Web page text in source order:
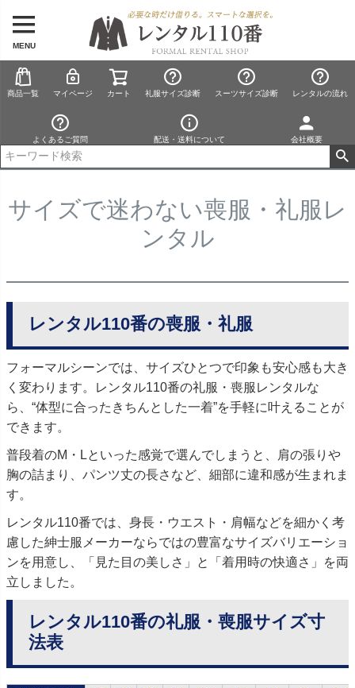
MENU
商品一覧 マイページ カート 礼服サイズ診断 スーツサイズ診断 レンタルの流れ
よくあるご質問 配送・送料について 会社概要
サイズで迷わない喪服・礼服レ
ンタル
レンタル110番の喪服・礼服
フォーマルシーンでは、サイズひとつで印象も安心感も大き
く変わります。レンタル110番の礼服・喪服レンタルな
ら、“体型に合ったきちんとした一着”を手軽に叶えることが
できます。
普段着のM・Lといった感覚で選んでしまうと、肩の張りや
胸の詰まり、パンツ丈の長さなど、細部に違和感が生まれま
す。
レンタル110番では、身長・ウエスト・肩幅などを細かく考
慮した紳士服メーカーならではの豊富なサイズバリエーショ
ンを用意し、「見た目の美しさ」と「着用時の快適さ」を両
立しました。
レンタル110番の礼服・喪服サイズ寸
法表